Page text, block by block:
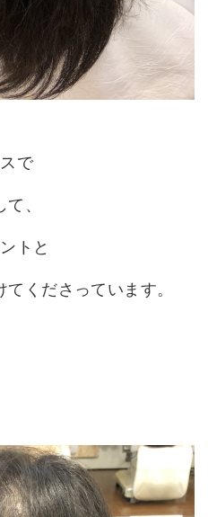
で
、
トと
くださっています。